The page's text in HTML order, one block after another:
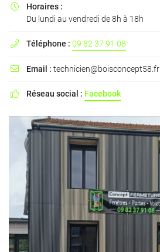
utilisantle formulaire de désinscription

Horaires :
Du lundi au vendredi de 8h à 18h
 Téléphone : 09 82 37 91 08
 Email : technicien@boisconcept58.fr
 Réseau social : Facebook